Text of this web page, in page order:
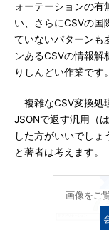
ォーテーションの有
い、さらにCSVの国
ていないパターンも
ンあるCSVの情報
りしんどい作業です。
複雑なCSV変換処
JSONで返す汎用（
した方がいいでし
と著者は考えます。
画像をご